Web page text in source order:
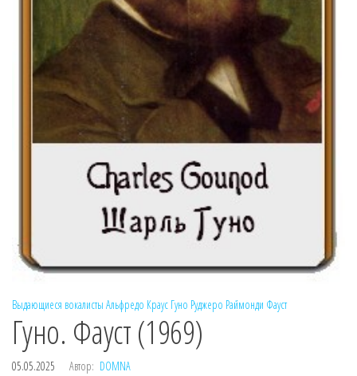
Выдающиеся вокалисты Альфредо Краус Гуно Руджеро Раймонди Фауст
Гуно. Фауст (1969)
05.05.2025 Автор: DOMNA